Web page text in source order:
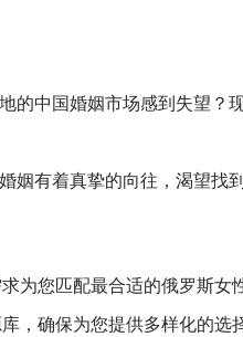
的中国婚姻市场感到失望
有着真挚的向往，渴望
为您匹配最合适的俄罗斯女性
，确保为您提供多样化的选择